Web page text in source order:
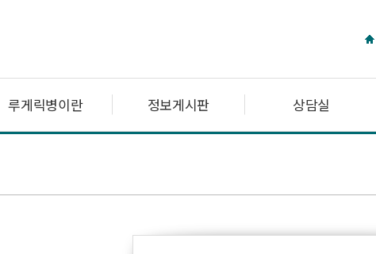
루게릭병이란 정보게시판 상담실